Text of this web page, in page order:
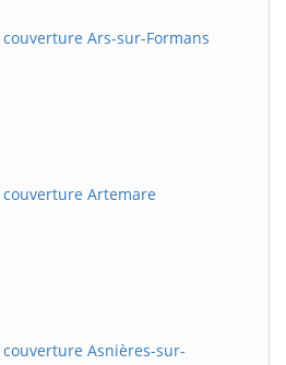
Ars-sur-Formans
Artemare
Asnières-sur-